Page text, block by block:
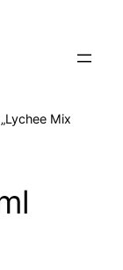
Mix